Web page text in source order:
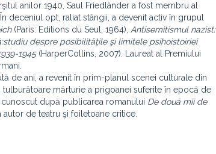
anilor 1940, Saul Friedländer a fost membru al
deceniul opt, raliat stângii, a devenit activ în grupul
(Paris: Editions du Seul, 1964), Antisemitismul nazist:
despre posibilităţile şi limitele psihoistoiriei
1945 (HarperCollins, 2007). Laureat al Premiului
de ani, a revenit în prim-planul scenei culturale din
tulburătoare mărturie a prigoanei suferite în epocă de
cunoscut după publicarea romanului De două mii de
de teatru şi foiletoane critice.